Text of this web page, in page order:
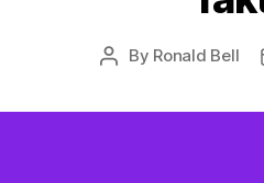
Post
By Ronald Bell